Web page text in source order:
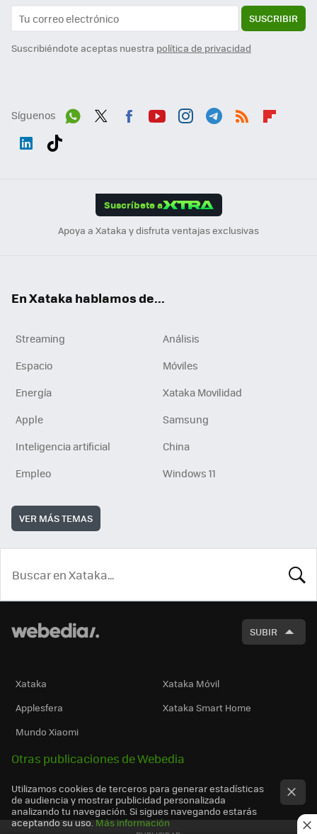
SUSCRIBIR
Suscribiéndote aceptas nuestra política de privacidad
Síguenos
Suscríbete a
Apoya a Xataka y disfruta ventajas exclusivas
En Xataka hablamos de...
Streaming
Análisis
Espacio
Móviles
Energía
Xataka Movilidad
Apple
Samsung
Inteligencia artificial
China
Empleo
Windows 11
VER MÁS TEMAS
SUBIR
Xataka
Xataka Móvil
Applesfera
Xataka Smart Home
Mundo Xiaomi
Otras publicaciones de Webedia
Utilizamos cookies de terceros para generar estadísticas
de audiencia y mostrar publicidad personalizada
analizando tu navegación. Si sigues navegando estarás
aceptando su uso. Más información